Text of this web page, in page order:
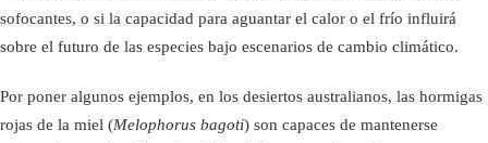
sofocantes, o si la capacidad para aguantar el calor o el frío influirá
sobre el futuro de las especies bajo escenarios de cambio climático.
Por poner algunos ejemplos, en los desiertos australianos, las hormigas
rojas de la miel (Melophorus bagoti) son capaces de mantenerse